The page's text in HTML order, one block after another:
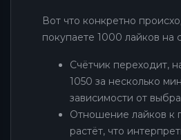
Вот что конкретно
покупаете 1000 лайков на
Счётчик переходит,
1050 за несколько
зависимости от
Отношение лайков к
растёт, что